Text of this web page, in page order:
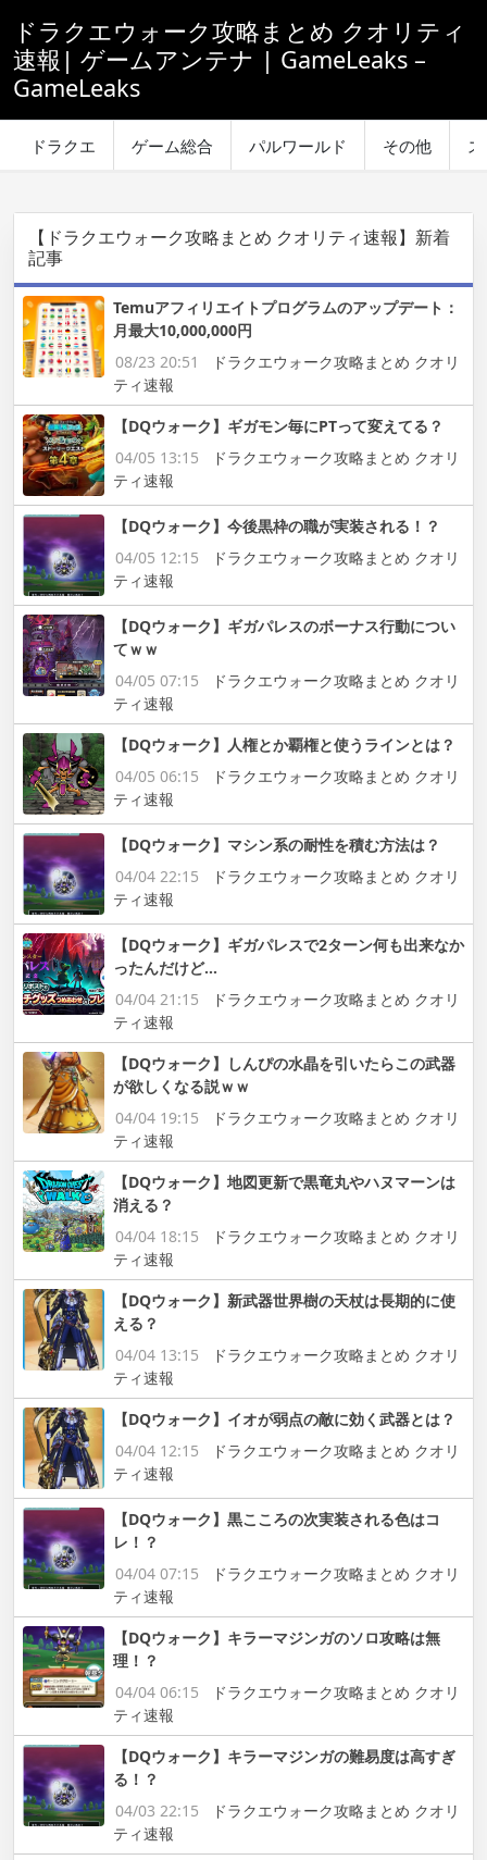
ドラクエウォーク攻略まとめ クオリティ
速報| ゲームアンテナ | GameLeaks –
GameLeaks
ドラクエ ゲーム総合 パルワールド その他
【ドラクエウォーク攻略まとめ クオリティ速報】新着
記事
Temuアフィリエイトプログラムのアップデート：
月最大10,000,000円
08/23 20:51
ドラクエウォーク攻略まとめ クオリ
ティ速報
【DQウォーク】ギガモン毎にPTって変えてる？
04/05 13:15
ドラクエウォーク攻略まとめ クオリ
ティ速報
【DQウォーク】今後黒枠の職が実装される！？
04/05 12:15
ドラクエウォーク攻略まとめ クオリ
ティ速報
【DQウォーク】ギガパレスのボーナス行動につい
てｗｗ
04/05 07:15
ドラクエウォーク攻略まとめ クオリ
ティ速報
【DQウォーク】人権とか覇権と使うラインとは？
04/05 06:15
ドラクエウォーク攻略まとめ クオリ
ティ速報
【DQウォーク】マシン系の耐性を積む方法は？
04/04 22:15
ドラクエウォーク攻略まとめ クオリ
ティ速報
【DQウォーク】ギガパレスで2ターン何も出来なか
ったんだけど…
04/04 21:15
ドラクエウォーク攻略まとめ クオリ
ティ速報
【DQウォーク】しんぴの水晶を引いたらこの武器
が欲しくなる説ｗｗ
04/04 19:15
ドラクエウォーク攻略まとめ クオリ
ティ速報
【DQウォーク】地図更新で黒竜丸やハヌマーンは
消える？
04/04 18:15
ドラクエウォーク攻略まとめ クオリ
ティ速報
【DQウォーク】新武器世界樹の天杖は長期的に使
える？
04/04 13:15
ドラクエウォーク攻略まとめ クオリ
ティ速報
【DQウォーク】イオが弱点の敵に効く武器とは？
04/04 12:15
ドラクエウォーク攻略まとめ クオリ
ティ速報
【DQウォーク】黒こころの次実装される色はコ
レ！？
04/04 07:15
ドラクエウォーク攻略まとめ クオリ
ティ速報
【DQウォーク】キラーマジンガのソロ攻略は無
理！？
04/04 06:15
ドラクエウォーク攻略まとめ クオリ
ティ速報
【DQウォーク】キラーマジンガの難易度は高すぎ
る！？
04/03 22:15
ドラクエウォーク攻略まとめ クオリ
ティ速報